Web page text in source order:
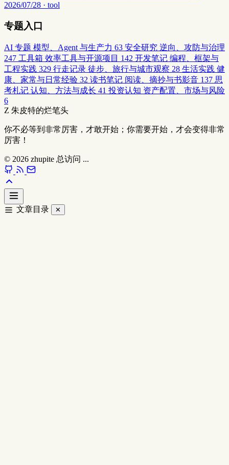
2026/07/28 · tool
专题入口
AI 专题 模型、Agent 与生产力 63 安全研究 逆向、攻防与治理
247 工具箱 效率工具与开源项目 142 开发笔记 编程、框架与
工程实践 329 行走记录 徒步、旅行与城市观察 28 生活实践 健
康、家常与日常经验 32 读书笔记 阅读、摘抄与书影音 137 思
考札记 认知、方法与成长 41 投资认知 资产配置、市场与风险
6
Z 朱皮特的烂笔头
你不必等到非常厉害，才敢开始；你需要开始，才会变得非常
厉害！
© 2026 zhupite 总访问 ...
文章目录 ✕